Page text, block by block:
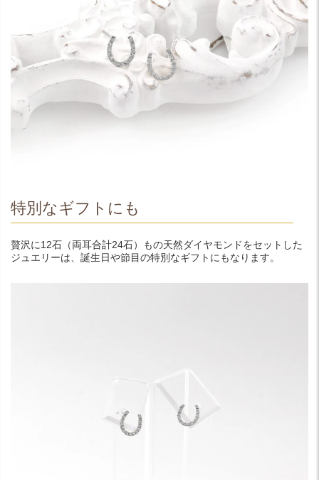
特別なギフトにも
贅沢に12石（両耳合計24石）もの天然ダイヤモンドをセットした
ジュエリーは、誕生日や節目の特別なギフトにもなります。